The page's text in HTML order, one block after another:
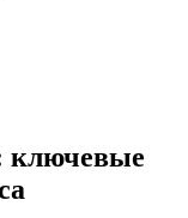
ключевые